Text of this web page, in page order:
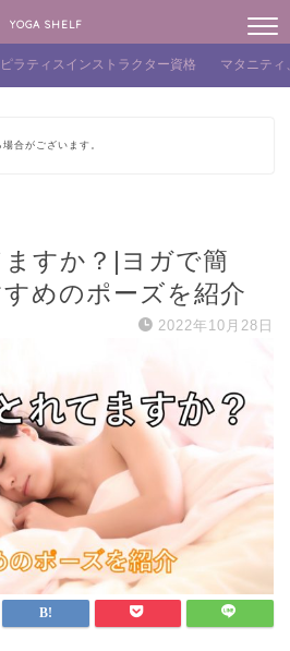
YOGA SHELF
ピラティスインストラクター資格 マタニティ
合がございます。
すか？|ヨガで簡
めのポーズを紹介
2022年10月28日